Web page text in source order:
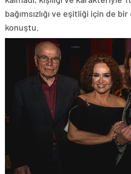
bağımsızlığı ve eşitliği için de
konuştu.